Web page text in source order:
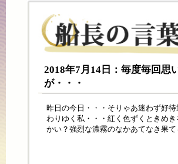
2018年7月14日：毎度毎回思
が・・・
昨日の今日・・・そりゃあ迷わず好
わりゆく私・・・紅く色ずくときめ
かい？強烈な濃霧のなかあてなき果て